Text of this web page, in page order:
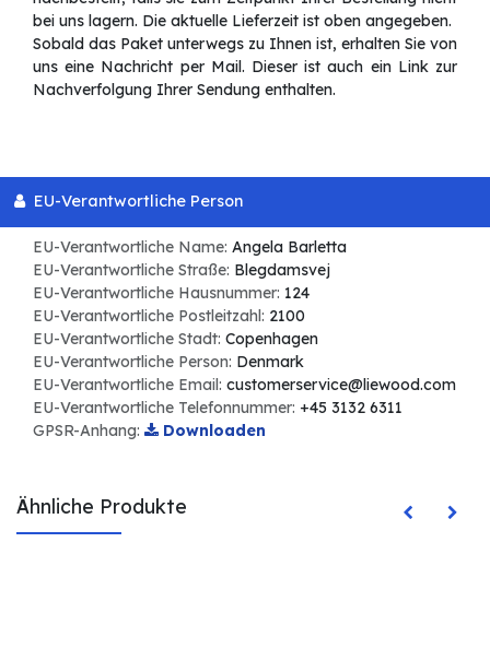
bei uns lagern. Die aktuelle Lieferzeit ist oben angegeben.
Sobald das Paket unterwegs zu Ihnen ist, erhalten Sie von
uns eine Nachricht per Mail. Dieser ist auch ein Link zur
Nachverfolgung Ihrer Sendung enthalten.
EU-Verantwortliche Person
EU-Verantwortliche Name: Angela Barletta
EU-Verantwortliche Straße: Blegdamsvej
EU-Verantwortliche Hausnummer: 124
EU-Verantwortliche Postleitzahl: 2100
EU-Verantwortliche Stadt: Copenhagen
EU-Verantwortliche Person: Denmark
EU-Verantwortliche Email: customerservice@liewood.com
EU-Verantwortliche Telefonnummer: +45 3132 6311
GPSR-Anhang:
Downloaden
Ähnliche Produkte